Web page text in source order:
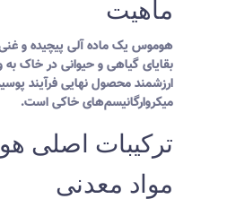
ماهیت
هوموس یک ماده آلی پیچیده و
بقایای گیاهی و حیوانی در خاک
ارزشمند محصول نهایی فرآیند
میکروارگانیسم‌های خاکی است.
ترکیبات اصلی
مواد معدنی